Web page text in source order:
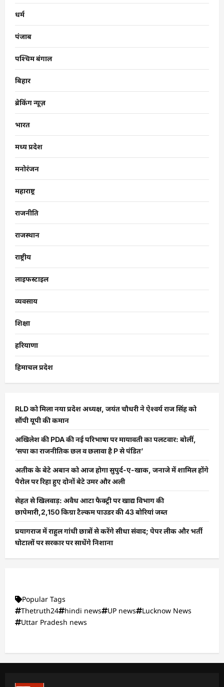
धर्म
पंजाब
पश्चिम बंगाल
बिहार
ब्रेकिंग न्यूज़
भारत
मध्य प्रदेश
मनोरंजन
महाराष्ट्र
राजनीति
राजस्थान
राष्ट्रीय
लाइफस्टाइल
व्यवसाय
शिक्षा
हरियाणा
हिमाचल प्रदेश
RLD को मिला नया प्रदेश अध्यक्ष, जयंत चौधरी ने ऐश्वर्य राज सिंह को
सौंपी यूपी की कमान
अखिलेश की PDA की नई परिभाषा पर मायावती का पलटवार: बोलीं,
‘सपा का राजनीतिक छल व छलावा है P से पंडित’
अतीक के बेटे अबान को आज होगा सुपुर्द-ए-खाक, जनाजे में शामिल होंगे
पैरोल पर रिहा हुए दोनों बेटे उमर और अली
सेहत से खिलवाड़: अवैध आटा फैक्ट्री पर खाद्य विभाग की
छापेमारी,2,150 किग्रा टैल्कम पाउडर की 43 बोरियां जब्त
प्रयागराज में राहुल गांधी छात्रों से करेंगे सीधा संवाद; पेपर लीक और भर्ती
घोटालों पर सरकार पर साधेंगे निशाना
Popular Tags
Thetruth24
hindi news UP news
Lucknow News
Uttar Pradesh news